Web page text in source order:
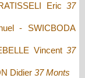
Eric 37
- SWICBODA
Vincent 37
Didier 37 Monts